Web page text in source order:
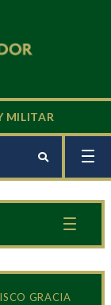
MILITAR
GRACIA